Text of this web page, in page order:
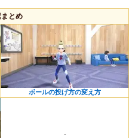
とめ
ボールの投げ方の変え方
-